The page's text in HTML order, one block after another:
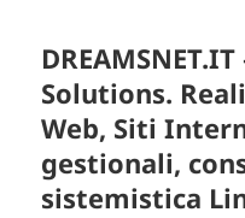
DREAMSNET.IT
Solutions.
Web, Siti
gestionali,
sistemistica